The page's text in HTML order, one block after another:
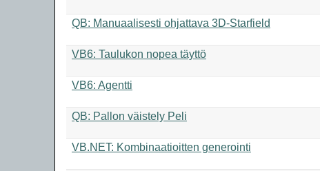
QB: Manuaalisesti ohjattava 3D-Starfield
VB6: Taulukon nopea täyttö
VB6: Agentti
QB: Pallon väistely Peli
VB.NET: Kombinaatioitten generointi